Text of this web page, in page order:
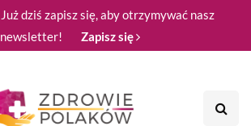
Już dziś zapisz się, aby otrzymywać nasz
newsletter!
Zapisz się